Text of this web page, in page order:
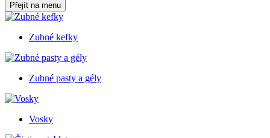
Přejít na menu
Zubné kefky
Zubné pasty a gély
Vosky